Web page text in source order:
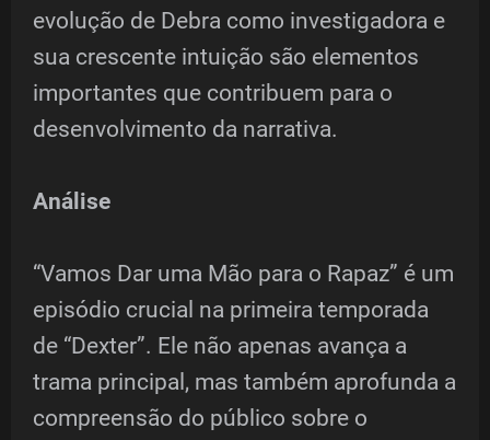
evolução de Debra como investigadora e
sua crescente intuição são elementos
importantes que contribuem para o
desenvolvimento da narrativa.
Análise
“Vamos Dar uma Mão para o Rapaz” é um
episódio crucial na primeira temporada
de “Dexter”. Ele não apenas avança a
trama principal, mas também aprofunda a
compreensão do público sobre o